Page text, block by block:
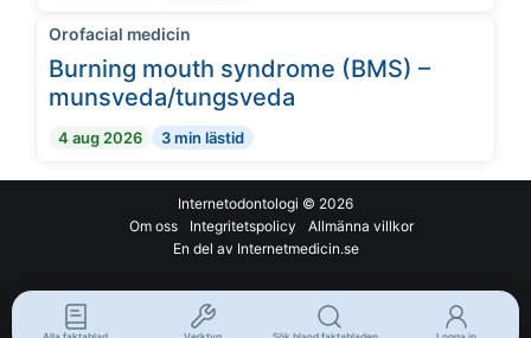
Orofacial medicin
Burning mouth syndrome (BMS) –
munsveda/tungsveda
4 aug 2026 3 min lästid
Internetodontologi © 2026
Om oss
Integritetspolicy
Allmänna villkor
En del av Internetmedicin.se